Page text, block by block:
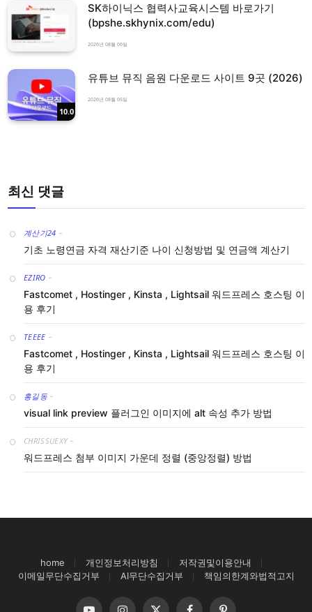
SK하이닉스 협력사교육시스템 바로가기
(bpshe.skhynix.com/edu)
2026년 08월 06일
10.0
유튜브 뮤직 음원 다운로드 사이트 9곳 (2026)
2026년 08월 05일
최신 댓글
계산기24 -
기초 노령연금 자격 재산기준 나이 신청방법 및 연금액 계산기
EZIRO -
Fastcomet , Hostinger , Kinsta , Lightsail 워드프레스 호스팅 이
용 후기
TEEEE -
Fastcomet , Hostinger , Kinsta , Lightsail 워드프레스 호스팅 이
용 후기
홍길동 -
visual link preview 플러그인 이미지에 alt 속성 추가 방법
CHRISSUEXY -
워드프레스 첨부 이미지 가운데 정렬 (중앙정렬) 방법
home 개인정보처리방침
저작권및이용안내
이메일무단수집거부
AI무단수집거부 책임의한계와법적고지